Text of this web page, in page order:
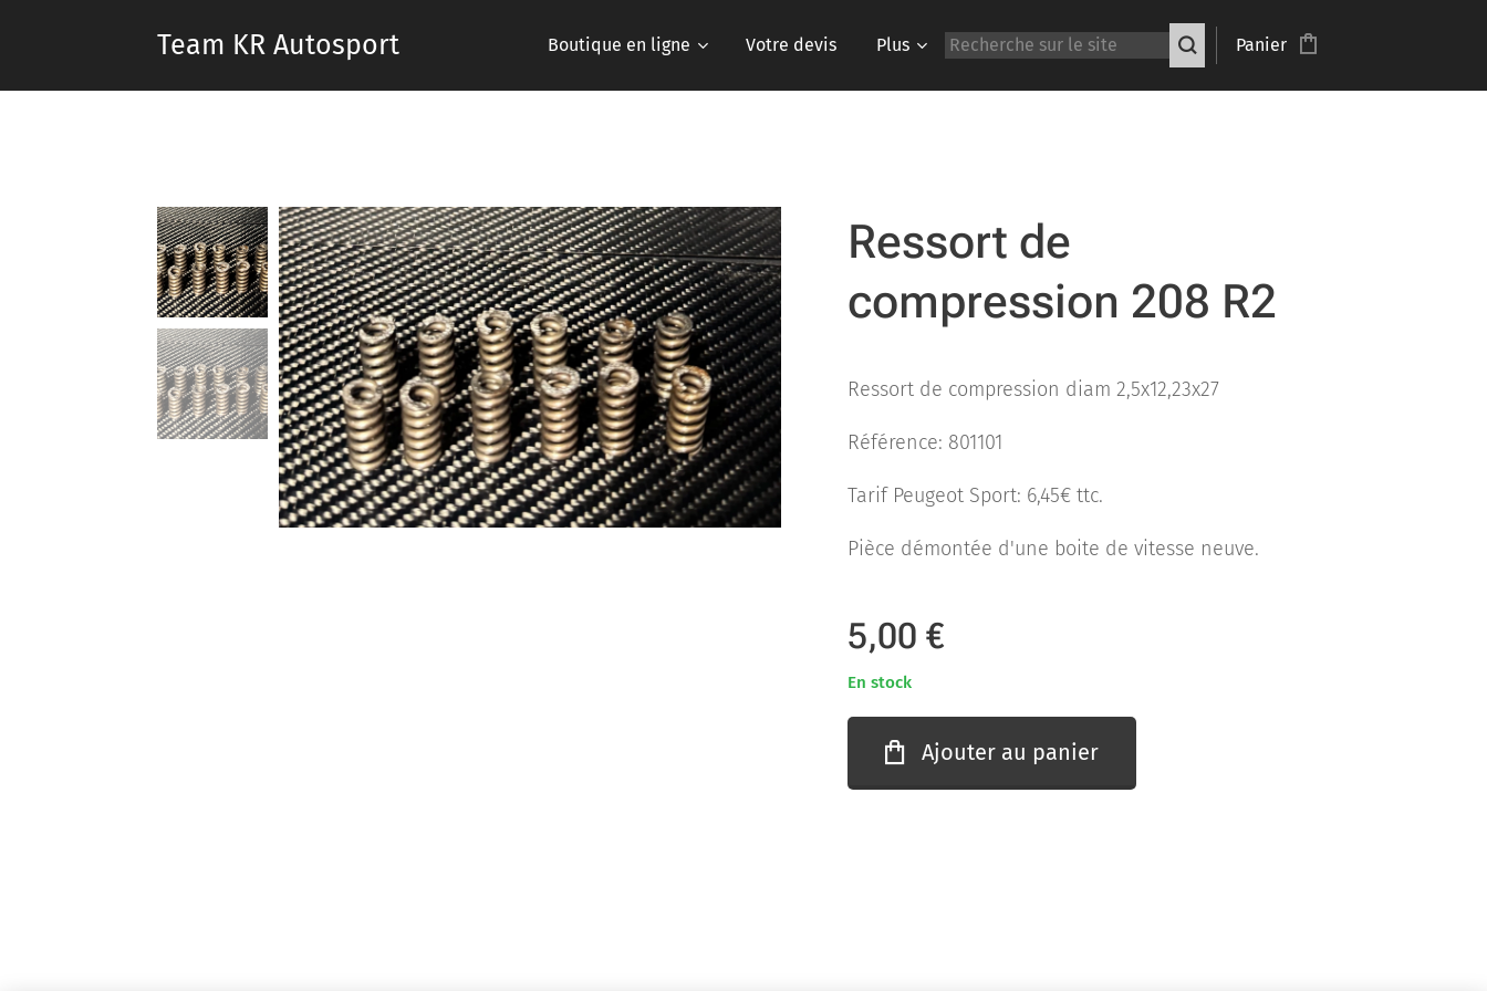
Team KR Autosport Boutique en ligne Votre devis Plus Panier
Ressort de
compression 208 R2
Ressort de compression diam 2,5x12,23x27
Référence: 801101
Tarif Peugeot Sport: 6,45€ ttc.
Pièce démontée d'une boite de vitesse neuve.
5,00 €
En stock
Ajouter au panier